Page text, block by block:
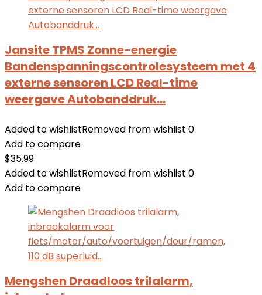
Jansite TPMS Zonne-energie
Bandenspanningscontrolesysteem met 4
externe sensoren LCD Real-time
weergave Autobanddruk…
Added to wishlistRemoved from wishlist 0
Add to compare
$35.99
Added to wishlistRemoved from wishlist 0
Add to compare
Mengshen Draadloos trilalarm,